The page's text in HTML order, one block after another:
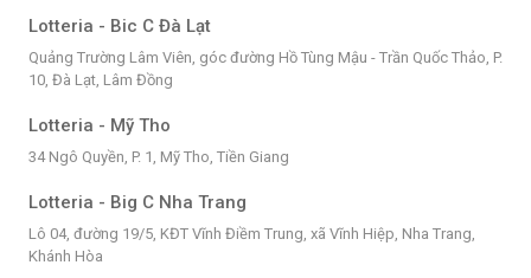
Lotteria - Bic C Đà Lạt
Quảng Trường Lâm Viên, góc đường Hồ Tùng Mậu - Trần Quốc Thảo, P.
10, Đà Lạt, Lâm Đồng
Lotteria - Mỹ Tho
34 Ngô Quyền, P. 1, Mỹ Tho, Tiền Giang
Lotteria - Big C Nha Trang
Lô 04, đường 19/5, KĐT Vĩnh Điềm Trung, xã Vĩnh Hiệp, Nha Trang,
Khánh Hòa